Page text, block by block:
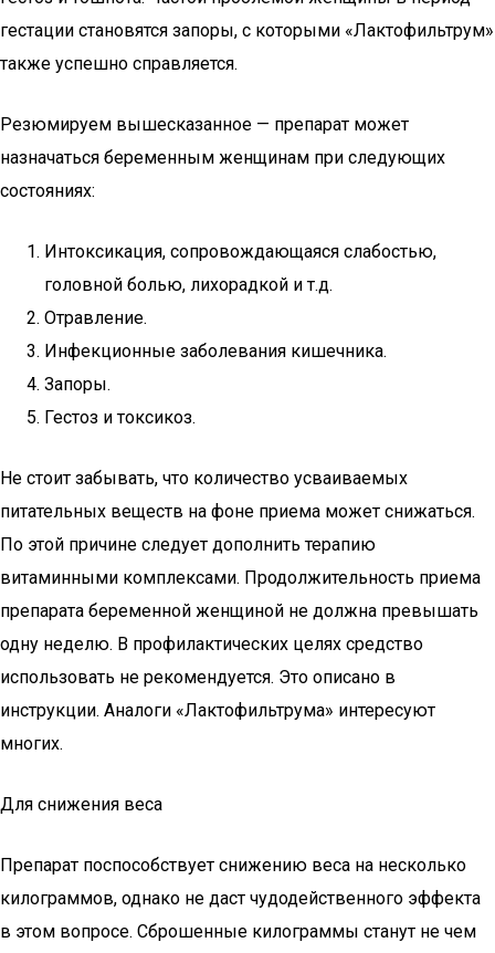
гестации становятся запоры, с которыми «Лактофильтрум»
также успешно справляется.
Резюмируем вышесказанное — препарат может
назначаться беременным женщинам при следующих
состояниях:
Интоксикация, сопровождающаяся слабостью,
головной болью, лихорадкой и т.д.
Отравление.
Инфекционные заболевания кишечника.
Запоры.
Гестоз и токсикоз.
Не стоит забывать, что количество усваиваемых
питательных веществ на фоне приема может снижаться.
По этой причине следует дополнить терапию
витаминными комплексами. Продолжительность приема
препарата беременной женщиной не должна превышать
одну неделю. В профилактических целях средство
использовать не рекомендуется. Это описано в
инструкции. Аналоги «Лактофильтрума» интересуют
многих.
Для снижения веса
Препарат поспособствует снижению веса на несколько
килограммов, однако не даст чудодейственного эффекта
в этом вопросе. Сброшенные килограммы станут не чем